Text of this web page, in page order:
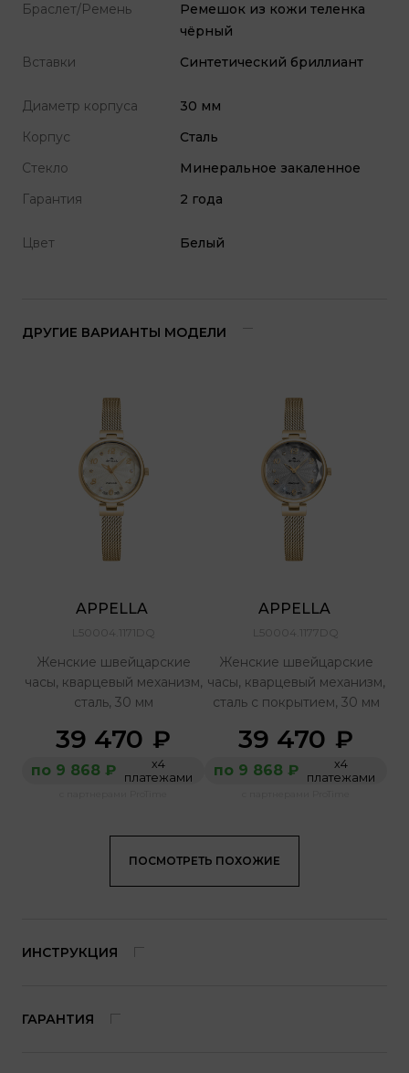
Браслет/Ремень
Ремешок из кожи теленка
чёрный
Вставки
Синтетический бриллиант
Диаметр корпуса
30 мм
Корпус
Сталь
Стекло
Минеральное закаленное
Гарантия
2 года
Цвет Белый
ДРУГИЕ ВАРИАНТЫ МОДЕЛИ
APPELLA
L50004.1171DQ
Женские швейцарские
часы, кварцевый механизм,
сталь, 30 мм
39 470 ₽
по 9 868 ₽
х4
платежами
APPELLA
L50004.1177DQ
Женские швейцарские
часы, кварцевый механизм,
сталь с покрытием, 30 мм
39 470 ₽
по 9 868 ₽
х4
платежами
ПОСМОТРЕТЬ ПОХОЖИЕ
ИНСТРУКЦИЯ
ГАРАНТИЯ